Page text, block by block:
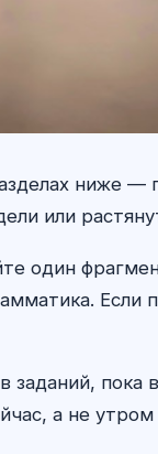
ниже —
или
один
пока
а не утром